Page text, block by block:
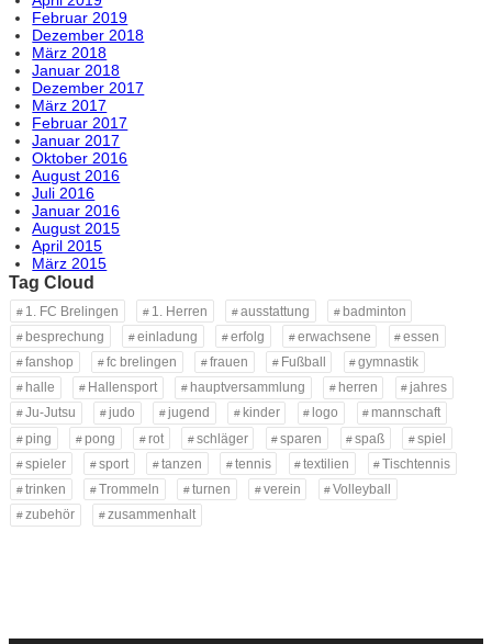
Februar 2019
Dezember 2018
März 2018
Januar 2018
Dezember 2017
März 2017
Februar 2017
Januar 2017
Oktober 2016
August 2016
Juli 2016
Januar 2016
August 2015
April 2015
März 2015
Tag Cloud
1. FC Brelingen 1. Herren ausstattung
badminton
besprechung
einladung erfolg erwachsene
essen
fanshop
fc brelingen frauen Fußball
gymnastik
halle
Hallensport hauptversammlung herren
jahres
Ju-Jutsu
judo jugend kinder logo
mannschaft
ping
pong rot schläger sparen spaß
spiel
spieler
sport tanzen tennis textilien
Tischtennis
trinken
Trommeln turnen verein
Volleyball
zubehör
zusammenhalt